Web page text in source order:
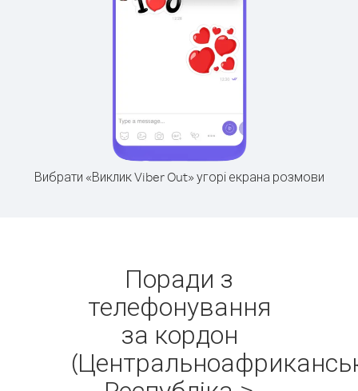
Вибрати «Виклик Viber Out» угорі екрана розмови
Поради з
телефонування
за кордон